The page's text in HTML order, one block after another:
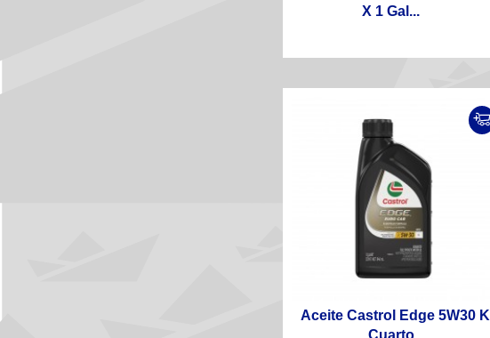
X 1 Gal...
Aceite Castrol Edge 5W30 K
Cuarto